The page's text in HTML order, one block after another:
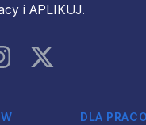
i APLIKUJ.
Instagram
DLA